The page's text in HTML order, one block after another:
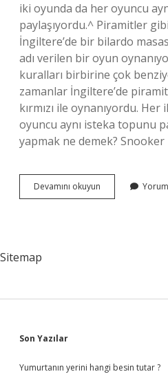
iki oyunda da her oyuncu
paylaşıyordu.^ Piramitler
İngiltere’de bir bilardo
adı verilen bir oyun
kuralları birbirine çok
zamanlar İngiltere’de
kırmızı ile oynanıyordu.
oyuncu aynı isteka topunu
yapmak ne demek?
Devamını okuyun Snooker
Kelime
Sitemap
Sidebar
Son Yazılar
Yumurtanın yerini hangi besin tutar ?